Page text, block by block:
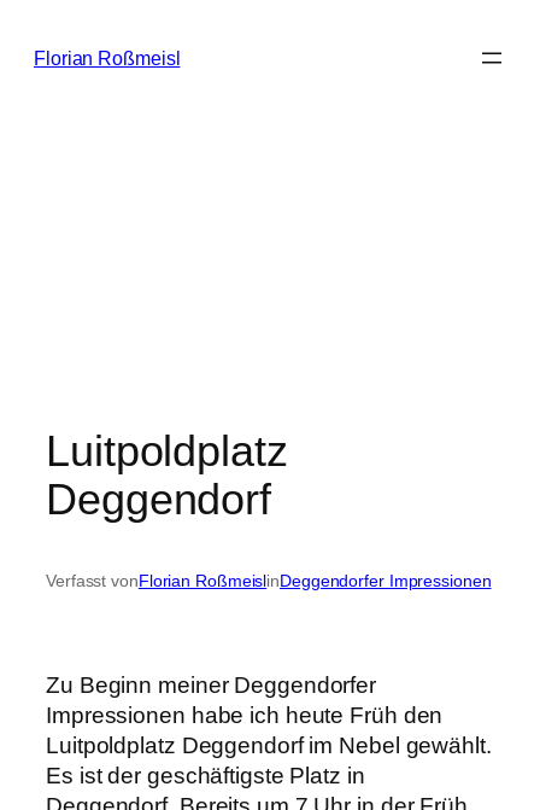
Inhalt
Florian Roßmeisl
Luitpoldplatz
Deggendorf
Verfasst vonFlorian RoßmeislinDeggendorfer Impressionen
Zu Beginn meiner Deggendorfer
Impressionen habe ich heute Früh den
Luitpoldplatz Deggendorf im Nebel gewählt.
Es ist der geschäftigste Platz in